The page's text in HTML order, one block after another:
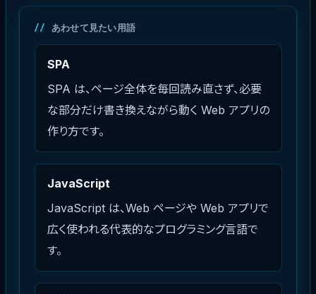
あわせて見たい用語
SPA
SPA は、ページ全体を毎回読み直さず、必要
な部分だけ書き換えながら動く Web アプリの
作り方です。
JavaScript
JavaScript は、Web ページや Web アプリで
広く使われる代表的なプログラミング言語で
す。